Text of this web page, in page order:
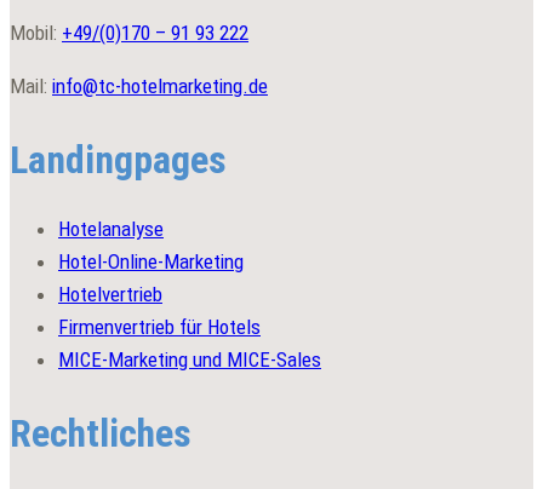
Mobil: +49/(0)170 – 91 93 222
Mail: info@tc-hotelmarketing.de
Landingpages
Hotelanalyse
Hotel-Online-Marketing
Hotelvertrieb
Firmenvertrieb für Hotels
MICE-Marketing und MICE-Sales
Rechtliches